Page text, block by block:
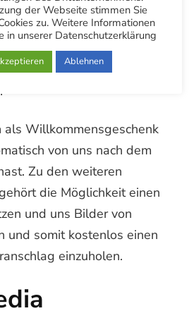
nur die Bestellmöglichkeit
Service. Als
du automatisch
Angeboten,
als Willkommensgeschenk
von uns nach dem
Zu den weiteren
die Möglichkeit einen
und uns Bilder von
und somit kostenlos einen
einzuholen.
der Webseite stimmen Sie
zu. Weitere Informationen
in unserer Datenschutzerklärung
Ablehnen